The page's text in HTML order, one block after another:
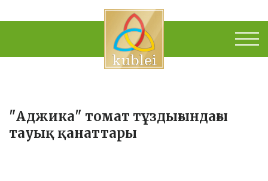
"Аджика" томат тұздығындағы
тауық қанаттары